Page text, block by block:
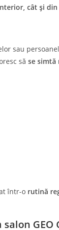
cât și
sau
să se simtă
într-o rutină
GEO